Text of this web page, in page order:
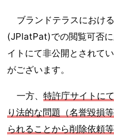
ブランドテラスにおけ
(JPlatPat)での閲覧可否
イトにて非公開とされて
がございます。
一方、 特許庁サイトに
り法的な問題（名誉毀損
られることから削除依頼